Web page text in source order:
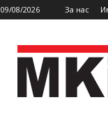
09/08/2026 За нас